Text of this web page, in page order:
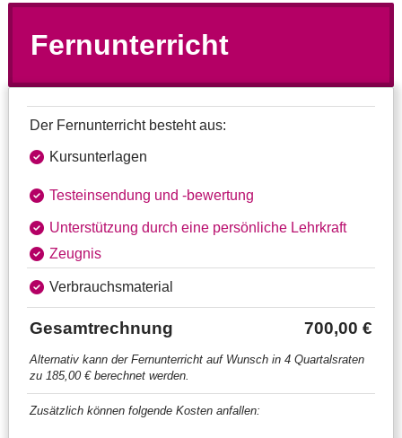
Fernunterricht
Der Fernunterricht besteht aus:
Kursunterlagen
Testeinsendung und ‑bewertung
Unterstützung durch eine persönliche Lehrkraft
Zeugnis
Verbrauchsmaterial
Gesamtrechnung 700,00 €
Alternativ kann der Fernunterricht auf Wunsch in 4 Quartalsraten
zu 185,00 € berechnet werden.
Zusätzlich können folgende Kosten anfallen: